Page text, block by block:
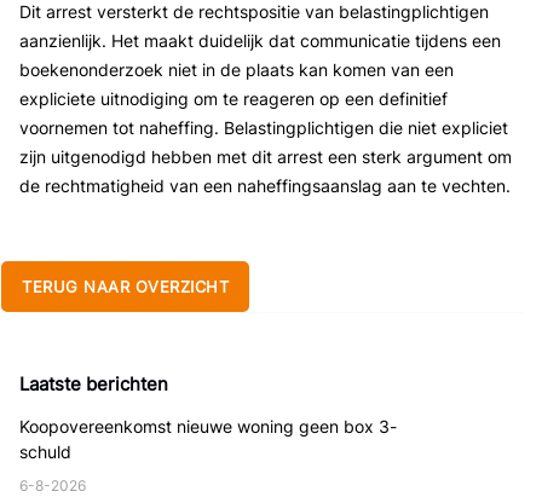
Dit arrest versterkt de rechtspositie van belastingplichtigen
aanzienlijk. Het maakt duidelijk dat communicatie tijdens een
boekenonderzoek niet in de plaats kan komen van een
expliciete uitnodiging om te reageren op een definitief
voornemen tot naheffing. Belastingplichtigen die niet expliciet
zijn uitgenodigd hebben met dit arrest een sterk argument om
de rechtmatigheid van een naheffingsaanslag aan te vechten.
TERUG NAAR OVERZICHT
Laatste berichten
Koopovereenkomst nieuwe woning geen box 3-
schuld
6-8-2026